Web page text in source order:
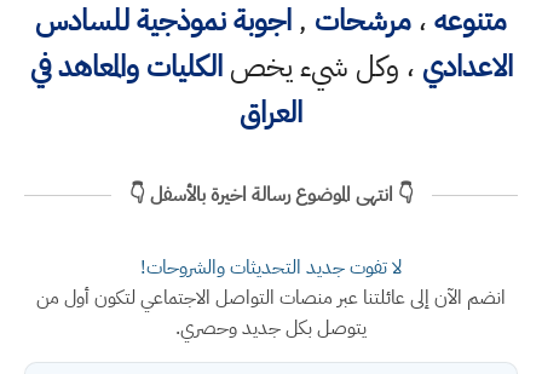
متنوعه،مرشحات ,اجوبة نموذجية للسادس
الاعدادي ، وكل شيء يخصالكليات والمعاهد في
العراق
👇 انتهى الموضوع رسالة اخيرة بالأسفل 👇
لا تفوت جديد التحديثات والشروحات!
انضم الآن إلى عائلتنا عبر منصات التواصل الاجتماعي لتكون أول من
يتوصل بكل جديد وحصري.